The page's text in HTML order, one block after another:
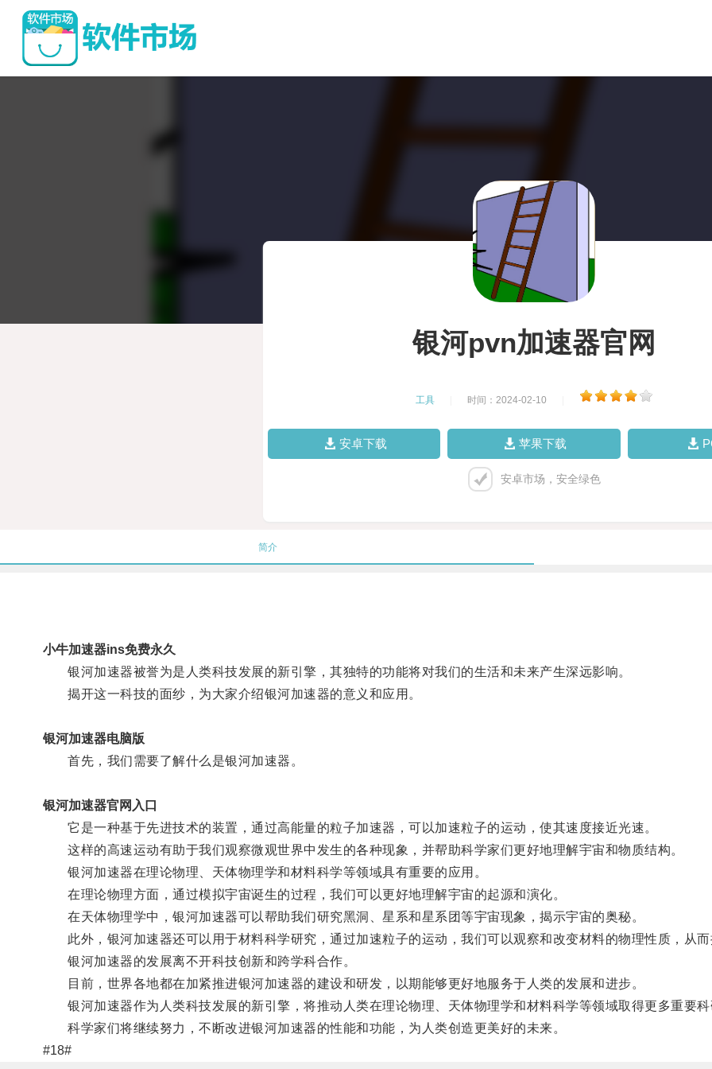
银河pvn加速器官网
工具 时间：2024-02-10
安卓下载 苹果下载
安卓市场，安全绿色
简介
小牛加速器ins免费永久
银河加速器被誉为是人类科技发展的新引擎，其独特的功能将对我们的生活和未来产生深远影响。
揭开这一科技的面纱，为大家介绍银河加速器的意义和应用。
银河加速器电脑版
首先，我们需要了解什么是银河加速器。
银河加速器官网入口
它是一种基于先进技术的装置，通过高能量的粒子加速器，可以加速粒子的运动，使其速度接近光速。
这样的高速运动有助于我们观察微观世界中发生的各种现象，并帮助科学家们更好地理解宇宙和物质结构。
银河加速器在理论物理、天体物理学和材料科学等领域具有重要的应用。
在理论物理方面，通过模拟宇宙诞生的过程，我们可以更好地理解宇宙的起源和演化。
在天体物理学中，银河加速器可以帮助我们研究黑洞、星系和星系团等宇宙现象，揭示宇宙的奥秘。
此外，银河加速器还可以用于材料科学研究，通过加速粒子的运动，我们可以观察和改变材料的物理性质，从而
银河加速器的发展离不开科技创新和跨学科合作。
目前，世界各地都在加紧推进银河加速器的建设和研发，以期能够更好地服务于人类的发展和进步。
银河加速器作为人类科技发展的新引擎，将推动人类在理论物理、天体物理学和材料科学等领域取得更多重要科
科学家们将继续努力，不断改进银河加速器的性能和功能，为人类创造更美好的未来。
#18#